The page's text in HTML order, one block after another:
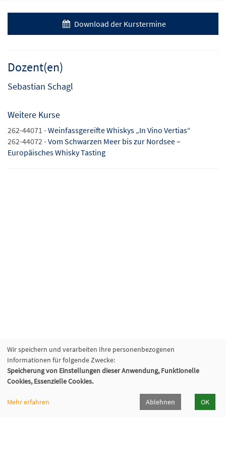
Download der Kurstermine
Dozent(en)
Sebastian Schagl
Weitere Kurse
262-44071 -Weinfassgereifte Whiskys „In Vino Vertias“
262-44072 -Vom Schwarzen Meer bis zur Nordsee –
Europäisches Whisky Tasting
Wir speichern und verarbeiten Ihre personenbezogenen
Informationen für folgende Zwecke:
Speicherung von Einstellungen dieser Anwendung, Funktionelle
Cookies, Essenzielle Cookies.
Mehr erfahren Ablehnen OK